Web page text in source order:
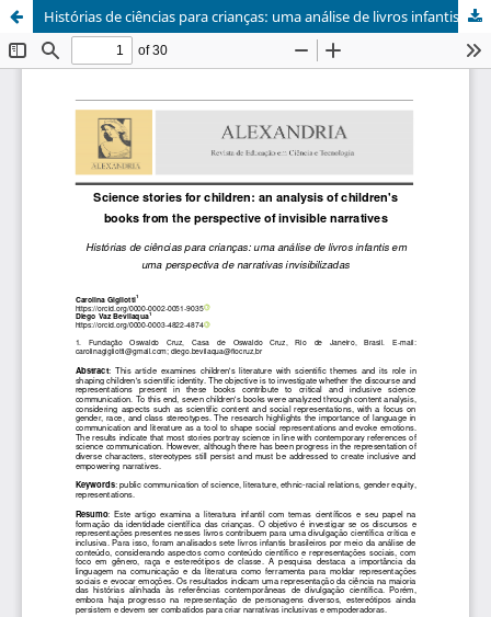
Histórias de ciências para crianças: uma análise de livros infantis em uma perspectiva de narrativas invisibilizadas